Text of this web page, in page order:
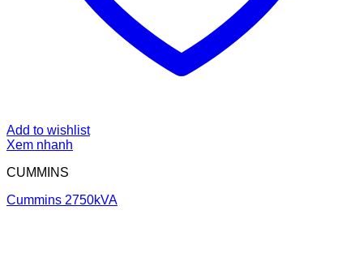
Add to wishlist
Xem nhanh
CUMMINS
Cummins 2750kVA